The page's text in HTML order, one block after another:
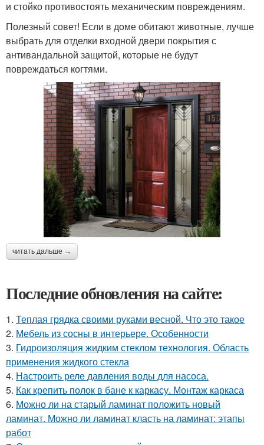
и стойко противостоять механическим повреждениям.
Полезный совет! Если в доме обитают животные, лучше
выбрать для отделки входной двери покрытия с
антивандальной защитой, которые не будут
повреждаться когтями.
читать дальше →
Последние обновления на сайте:
1. Теплая грядка своими руками весной. Что это такое
2. Мебель из сосны в интерьере. Особенности
3. Гидроизоляция жидким стеклом технология. Область
применения жидкого стекла
4. Настроить реле давления воды для насоса.
5. Как крепить полок в бане к каркасу. Монтаж каркаса
6. Можно ли на старый ламинат положить новый
ламинат. Можно ли ламинат класть на ламинат: этапы
работ